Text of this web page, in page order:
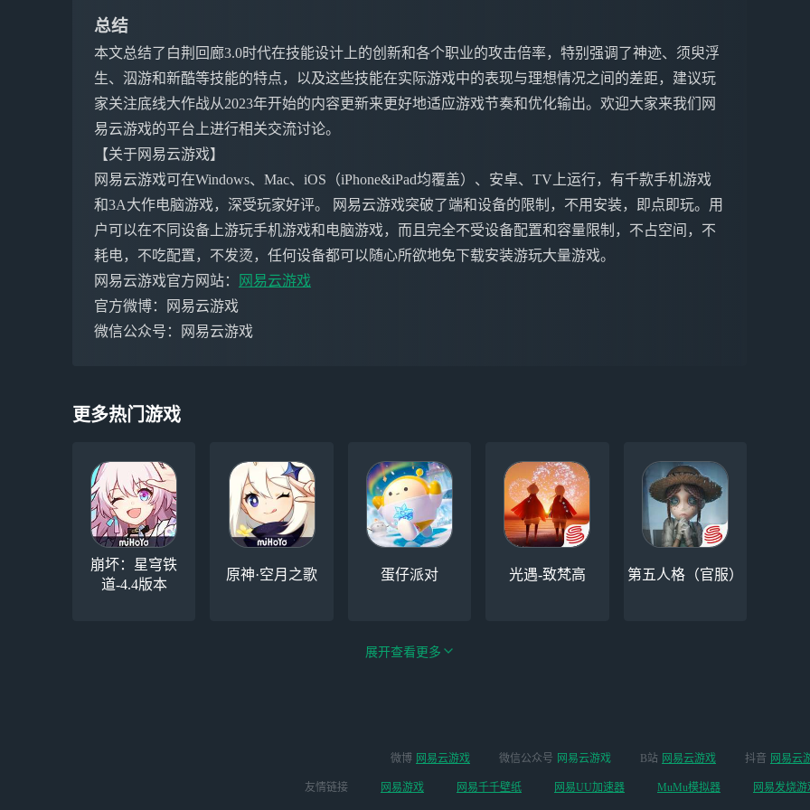
总结
本文总结了白荆回廊3.0时代在技能设计上的创新和各个职业的攻击倍率，特别强调了神迹、须臾浮
生、泅游和新酷等技能的特点，以及这些技能在实际游戏中的表现与理想情况之间的差距，建议玩
家关注底线大作战从2023年开始的内容更新来更好地适应游戏节奏和优化输出。欢迎大家来我们网
易云游戏的平台上进行相关交流讨论。
【关于网易云游戏】
网易云游戏可在Windows、Mac、iOS（iPhone&iPad均覆盖）、安卓、TV上运行，有千款手机游戏
和3A大作电脑游戏，深受玩家好评。 网易云游戏突破了端和设备的限制，不用安装，即点即玩。用
户可以在不同设备上游玩手机游戏和电脑游戏，而且完全不受设备配置和容量限制，不占空间，不
耗电，不吃配置，不发烫，任何设备都可以随心所欲地免下载安装游玩大量游戏。
网易云游戏官方网站：
网易云游戏
官方微博：网易云游戏
微信公众号：网易云游戏
更多热门游戏
崩坏：星穹铁
道-4.4版本
原神·空月之歌 蛋仔派对 光遇-致梵高 第五人格（官服）
逆水寒手游（全新
版本开启 ）
云手机 阴阳师
展开查看更多
微博 网易云游戏 微信公众号 网易云游戏 B站 网易云游戏 抖音 网易云
友情链接 网易游戏 网易千千壁纸 网易UU加速器 MuMu模拟器 网易发烧游